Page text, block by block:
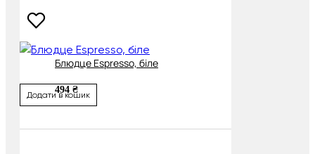
Блюдце Espresso, біле
494 ₴
Додати в кошик